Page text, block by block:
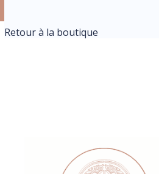
Retour à la boutique